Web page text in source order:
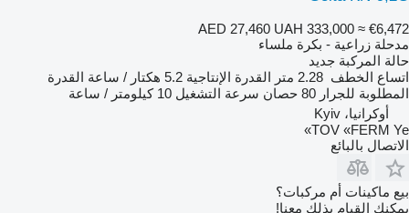
AED 27,460 UAH 333,000 ≈ €6,472
مدحلة زراعية - بكرة ملساء
حالة المركبة جديد
اتساع الخطف 2.28 متر القدرة الإنتاجية 5.2 هكتار / ساعة
القدرة
المطلوبة للجرار 80 حصان سرعة التشغيل 10 كيلومتر / ساعة
أوكرانيا، Kyiv
TOV «FERM Ye»
الاتصال بالبائع
بيع ماكينات أم مركبات؟
يمكنك القيام بذلك معنا!